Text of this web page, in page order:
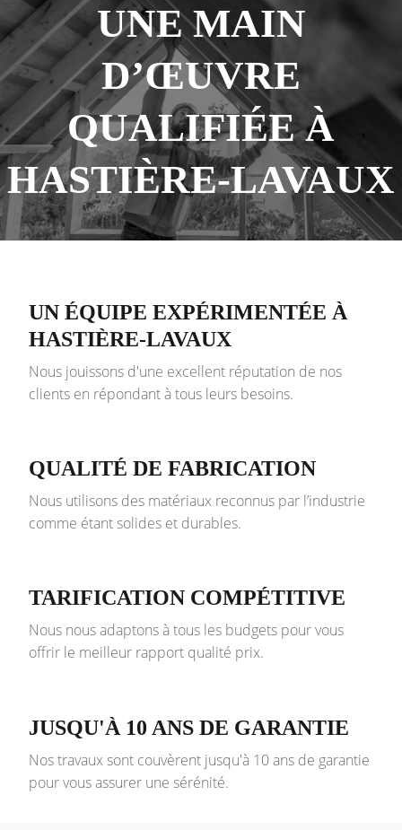
UNE MAIN
D’ŒUVRE
QUALIFIÉE À
HASTIÈRE-LAVAUX
UN ÉQUIPE EXPÉRIMENTÉE À
HASTIÈRE-LAVAUX
Nous jouissons d'une excellent réputation de nos
clients en répondant à tous leurs besoins.
QUALITÉ DE FABRICATION
Nous utilisons des matériaux reconnus par l’industrie
comme étant solides et durables.
TARIFICATION COMPÉTITIVE
Nous nous adaptons à tous les budgets pour vous
offrir le meilleur rapport qualité prix.
JUSQU'À 10 ANS DE GARANTIE
Nos travaux sont couvèrent jusqu'à 10 ans de garantie
pour vous assurer une sérénité.